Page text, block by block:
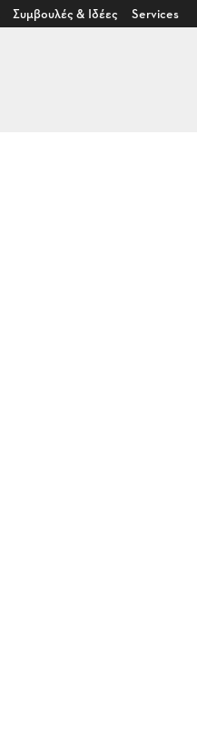
Συμβουλές & Ιδέες Services